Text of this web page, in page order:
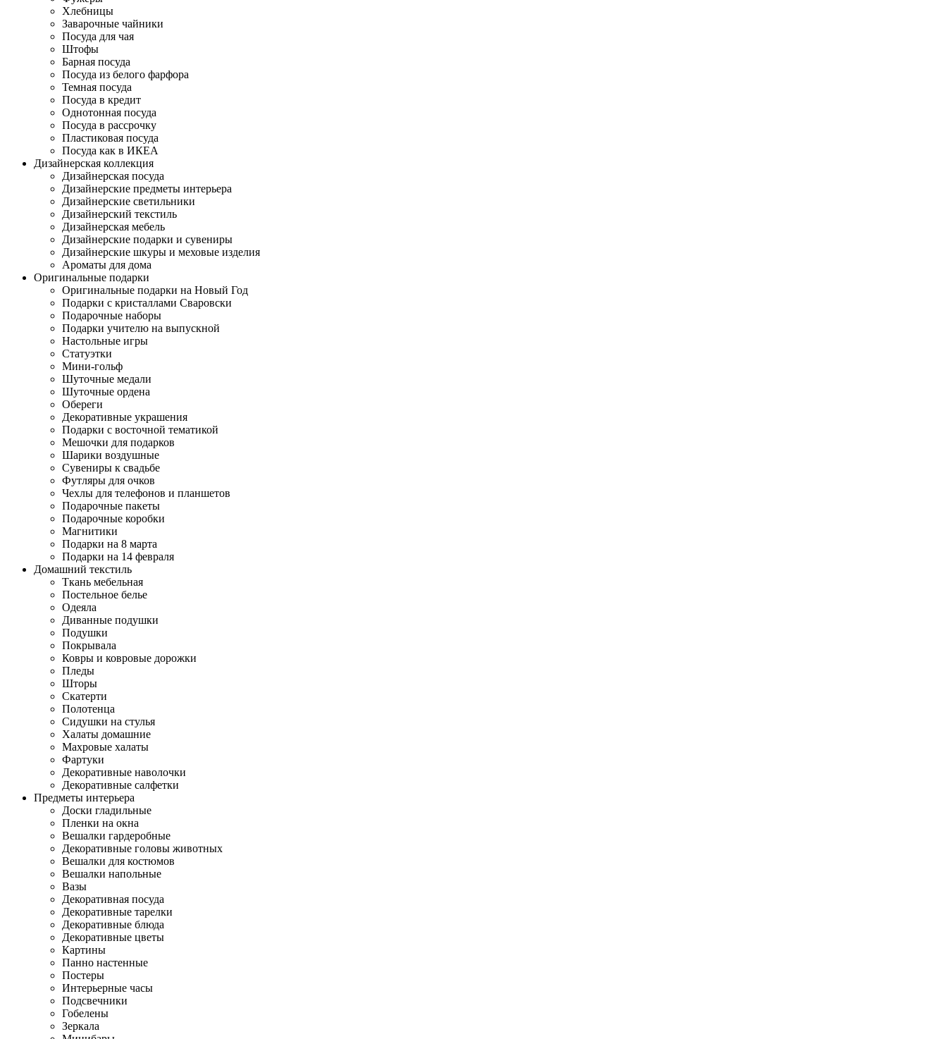
Хлебницы
Заварочные чайники
Посуда для чая
Штофы
Барная посуда
Посуда из белого фарфора
Темная посуда
Посуда в кредит
Однотонная посуда
Посуда в рассрочку
Пластиковая посуда
Посуда как в ИКЕА
Дизайнерская коллекция
Дизайнерская посуда
Дизайнерские предметы интерьера
Дизайнерские светильники
Дизайнерский текстиль
Дизайнерская мебель
Дизайнерские подарки и сувениры
Дизайнерские шкуры и меховые изделия
Ароматы для дома
Оригинальные подарки
Оригинальные подарки на Новый Год
Подарки с кристаллами Сваровски
Подарочные наборы
Подарки учителю на выпускной
Настольные игры
Статуэтки
Мини-гольф
Шуточные медали
Шуточные ордена
Обереги
Декоративные украшения
Подарки с восточной тематикой
Мешочки для подарков
Шарики воздушные
Сувениры к свадьбе
Футляры для очков
Чехлы для телефонов и планшетов
Подарочные пакеты
Подарочные коробки
Магнитики
Подарки на 8 марта
Подарки на 14 февраля
Домашний текстиль
Ткань мебельная
Постельное белье
Одеяла
Диванные подушки
Подушки
Покрывала
Ковры и ковровые дорожки
Пледы
Шторы
Скатерти
Полотенца
Сидушки на стулья
Халаты домашние
Махровые халаты
Фартуки
Декоративные наволочки
Декоративные салфетки
Предметы интерьера
Доски гладильные
Пленки на окна
Вешалки гардеробные
Декоративные головы животных
Вешалки для костюмов
Вешалки напольные
Вазы
Декоративная посуда
Декоративные тарелки
Декоративные блюда
Декоративные цветы
Картины
Панно настенные
Постеры
Интерьерные часы
Подсвечники
Гобелены
Зеркала